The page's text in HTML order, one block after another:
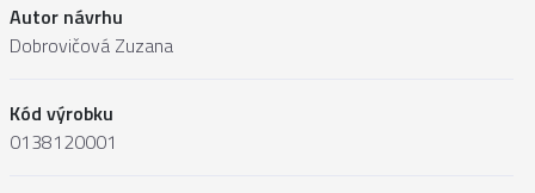
Autor návrhu
Dobrovičová Zuzana
Kód výrobku
0138120001